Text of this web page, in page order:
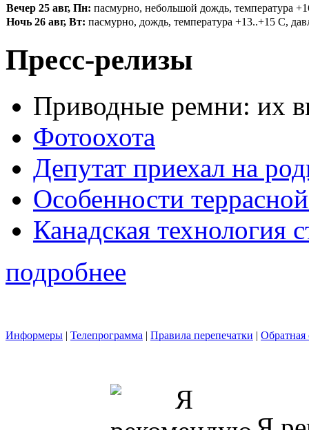
Вечер 25 авг, Пн: пасмурно, небольшой дождь, температура
Ночь 26 авг, Вт: пасмурно, дождь, температура +13..+15 С,
Пресс-релизы
Приводные ремни: их
Фотоохота
Депутат приехал на
Особенности
Канадская технология
подробнее
Информеры | Телепрограмма | Правила перепечатки | Обратная